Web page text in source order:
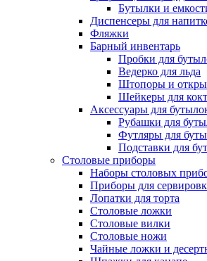
Бутылки и
Диспенсеры для
Фляжки
Барный инвентарь
Пробки для
Ведерко для льда
Штопоры и
Шейкеры для
Аксессуары для
Рубашки для
Футляры для
Подставки для
Столовые приборы
Наборы столовых
Приборы для
Лопатки для торта
Столовые ложки
Столовые вилки
Столовые ножи
Чайные ложки и